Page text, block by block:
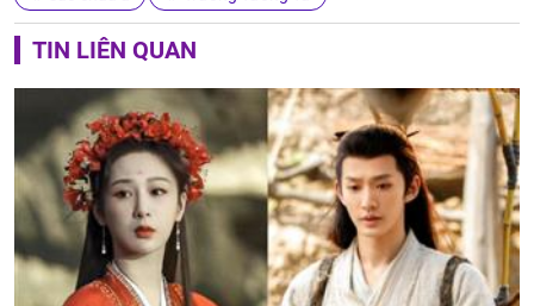
TIN LIÊN QUAN